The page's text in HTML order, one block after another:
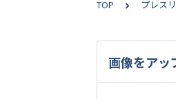
TOP プレス
画像をアッ